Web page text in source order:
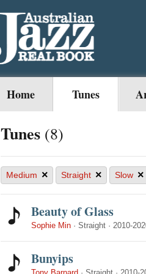
Home Tunes
Tunes (8)
Medium × Straight × Slow ×
Beauty of Glass
Sophie Min · Straight · 2010-
Bunyips